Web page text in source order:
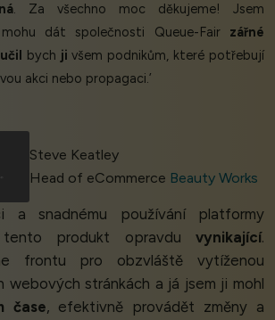
. Za všechno moc děkujeme! Jsem
mohu dát společnosti Queue-Fair zářné
bych ji všem podnikům, které potřebují
akci nebo propagaci.’
Steve Keatley
Head of eCommerce Beauty Works
a snadnému používání platformy
produkt opravdu vynikající.
frontu pro obzvláště vytíženou
webových stránkách a já jsem ji mohl
čase, efektivně provádět změny a